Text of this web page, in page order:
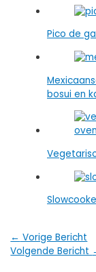
Pico de
bosui en
Bericht
navigatie
← Vorige Bericht
Volgende Bericht